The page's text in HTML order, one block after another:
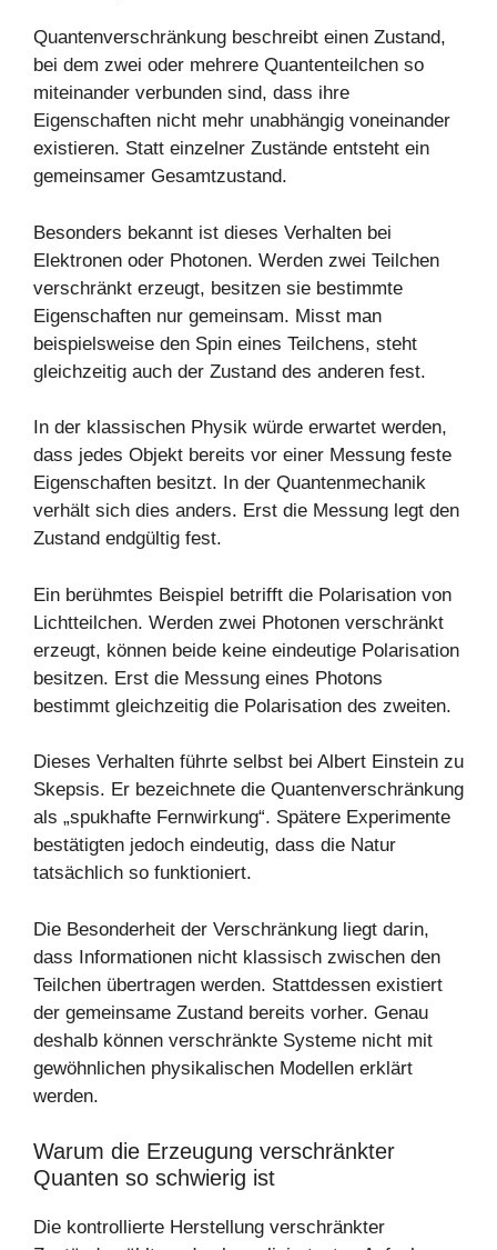
Quantenverschränkung beschreibt einen Zustand,
bei dem zwei oder mehrere Quantenteilchen so
miteinander verbunden sind, dass ihre
Eigenschaften nicht mehr unabhängig voneinander
existieren. Statt einzelner Zustände entsteht ein
gemeinsamer Gesamtzustand.
Besonders bekannt ist dieses Verhalten bei
Elektronen oder Photonen. Werden zwei Teilchen
verschränkt erzeugt, besitzen sie bestimmte
Eigenschaften nur gemeinsam. Misst man
beispielsweise den Spin eines Teilchens, steht
gleichzeitig auch der Zustand des anderen fest.
In der klassischen Physik würde erwartet werden,
dass jedes Objekt bereits vor einer Messung feste
Eigenschaften besitzt. In der Quantenmechanik
verhält sich dies anders. Erst die Messung legt den
Zustand endgültig fest.
Ein berühmtes Beispiel betrifft die Polarisation von
Lichtteilchen. Werden zwei Photonen verschränkt
erzeugt, können beide keine eindeutige Polarisation
besitzen. Erst die Messung eines Photons
bestimmt gleichzeitig die Polarisation des zweiten.
Dieses Verhalten führte selbst bei Albert Einstein zu
Skepsis. Er bezeichnete die Quantenverschränkung
als „spukhafte Fernwirkung“. Spätere Experimente
bestätigten jedoch eindeutig, dass die Natur
tatsächlich so funktioniert.
Die Besonderheit der Verschränkung liegt darin,
dass Informationen nicht klassisch zwischen den
Teilchen übertragen werden. Stattdessen existiert
der gemeinsame Zustand bereits vorher. Genau
deshalb können verschränkte Systeme nicht mit
gewöhnlichen physikalischen Modellen erklärt
werden.
Warum die Erzeugung verschränkter
Quanten so schwierig ist
Die kontrollierte Herstellung verschränkter